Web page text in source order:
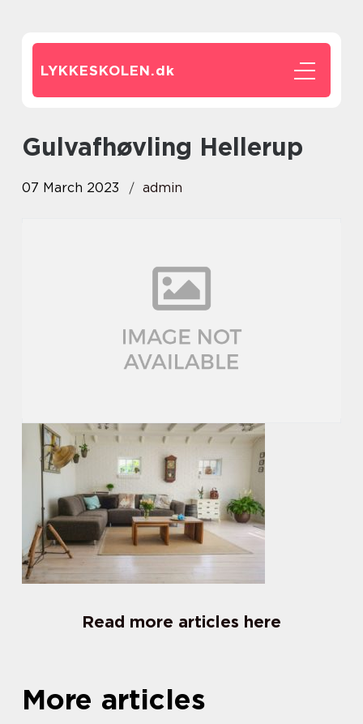
LYKKESKOLEN.dk
Gulvafhøvling Hellerup
07 March 2023 admin
Read more articles here
More articles